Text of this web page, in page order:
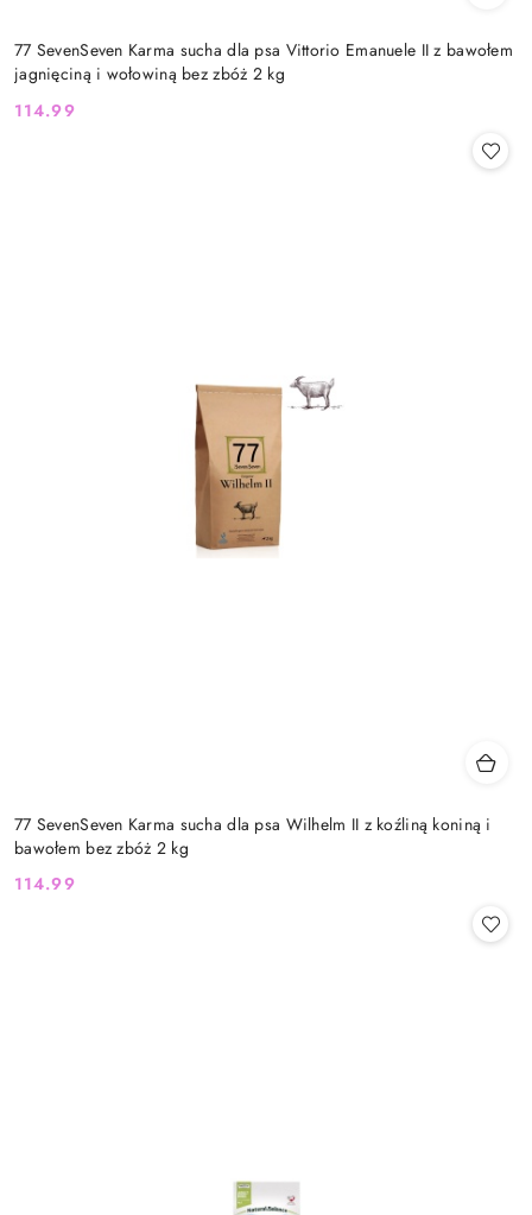
77 SevenSeven Karma sucha dla psa Vittorio Emanuele II z bawołem
jagnięciną i wołowiną bez zbóż 2 kg
Cena:
114.99
77 SevenSeven Karma sucha dla psa Wilhelm II z koźliną koniną i
bawołem bez zbóż 2 kg
Cena:
114.99